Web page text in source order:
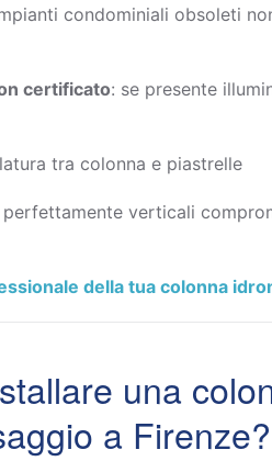
condominiali obsoleti
certificato: se presente
tra colonna e piastrelle
perfettamente verticali
della tua colonna
una
a Firenze?